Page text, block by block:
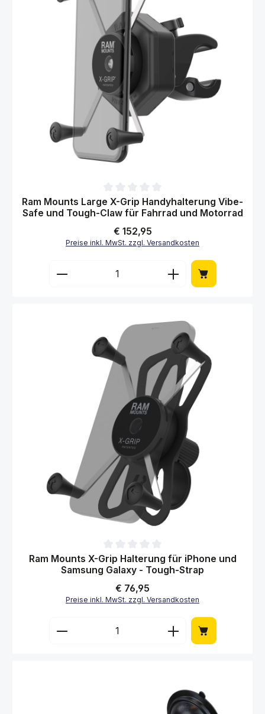
Durchschnittliche Bewertung von 0 von 5 Sternen
Ram Mounts Large X-Grip Handyhalterung Vibe-
Safe und Tough-Claw für Fahrrad und Motorrad
Regulärer Preis:
€ 152,95
Preise inkl. MwSt. zzgl. Versandkosten
Produkt Anzahl: Gib den gewünschten
Durchschnittliche Bewertung von 0 von 5 Sternen
Ram Mounts X-Grip Halterung für iPhone und
Samsung Galaxy - Tough-Strap
Regulärer Preis:
€ 76,95
Preise inkl. MwSt. zzgl. Versandkosten
Produkt Anzahl: Gib den gewünschten